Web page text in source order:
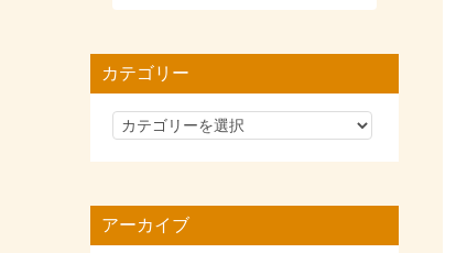
カテゴリー
カ
リ
アーカイブ